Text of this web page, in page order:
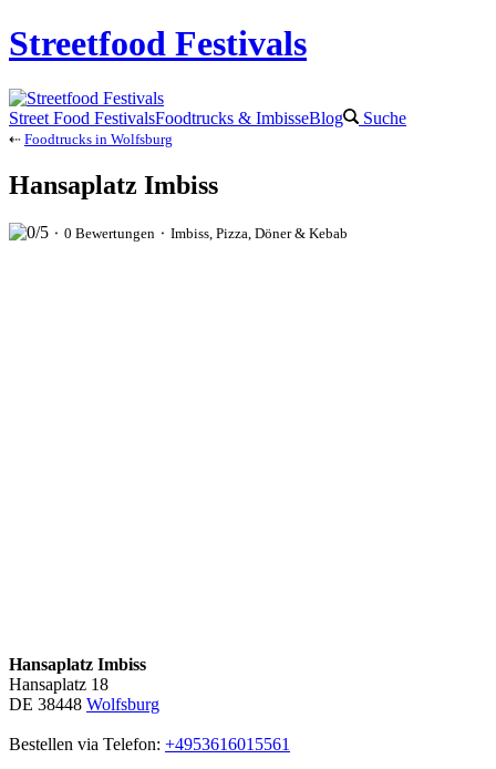
Streetfood Festivals
Street Food FestivalsFoodtrucks & ImbisseBlog Suche
⇠ Foodtrucks in Wolfsburg
Hansaplatz Imbiss
⬝ 0 Bewertungen ⬝ Imbiss, Pizza, Döner & Kebab
Hansaplatz Imbiss
Hansaplatz 18
DE 38448 Wolfsburg
Bestellen via Telefon: +4953616015561